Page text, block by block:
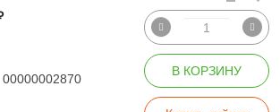
00000002870
В КОРЗИНУ